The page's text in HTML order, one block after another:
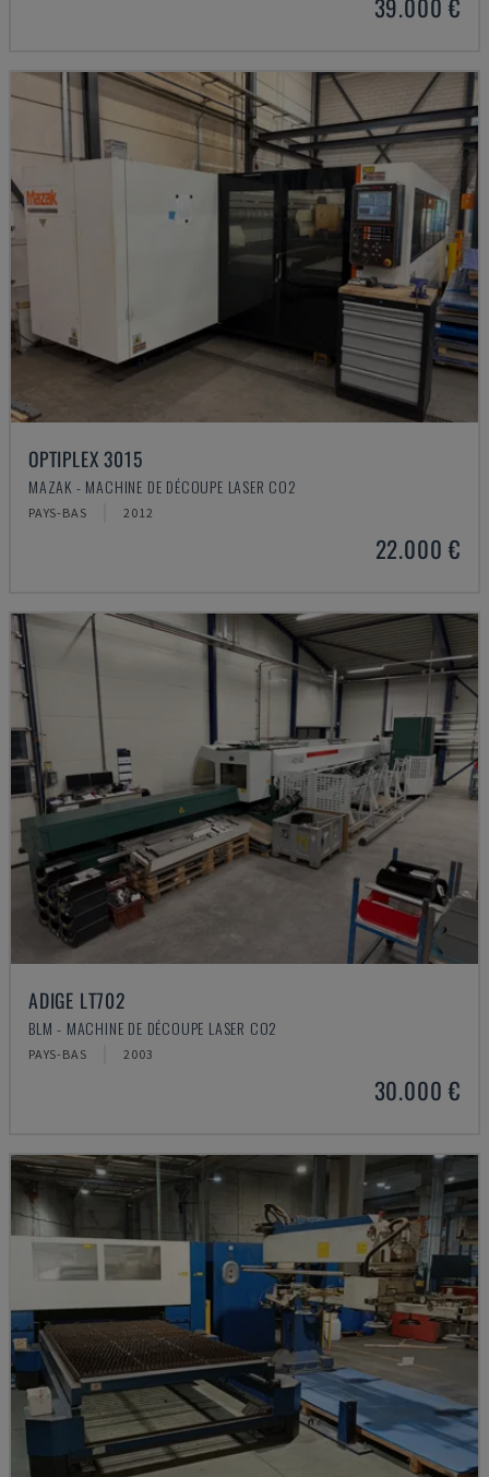
39.000 €
OPTIPLEX 3015
MAZAK - MACHINE DE DÉCOUPE LASER CO2
PAYS-BAS 2012
22.000 €
ADIGE LT702
BLM - MACHINE DE DÉCOUPE LASER CO2
PAYS-BAS 2003
30.000 €